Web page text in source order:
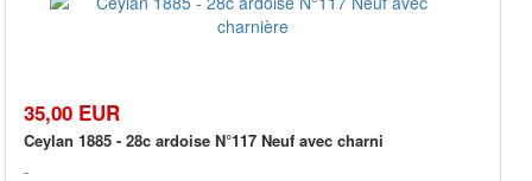
35,00 EUR
Ceylan 1885 - 28c ardoise N°117 Neuf avec charni